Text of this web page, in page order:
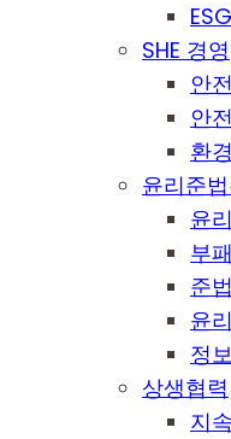
SHE 경영
안
안
환
윤리준
윤
부
준
윤
정
상생협력
지